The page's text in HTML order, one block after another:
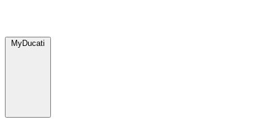
MyDucati